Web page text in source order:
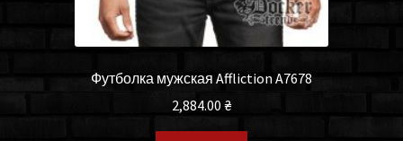
Футболка мужская Affliction A7678
2,884.00 ₴